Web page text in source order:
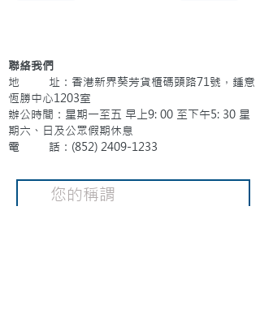
聯絡我們
地 址：香港新界葵芳貨櫃碼頭路71號，鍾意
恆勝中心1203室
辦公時間：星期一至五 早上9: 00 至下午5: 30 星
期六、日及公眾假期休息
電 話：(852) 2409-1233